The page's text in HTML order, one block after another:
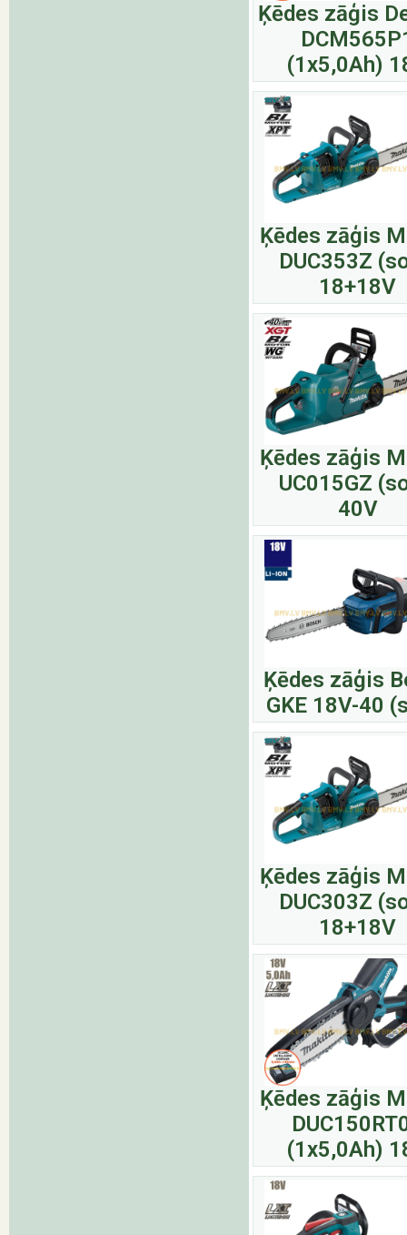
Ķēdes zāģis
(1x5,0Ah)
Ķēdes zāģis
DUC353Z
18+18V
Ķēdes zāģis
UC015GZ
40V
Ķēdes zāģis
GKE 18V-40
Ķēdes zāģis
DUC303Z
18+18V
Ķēdes zāģis
(1x5,0Ah)